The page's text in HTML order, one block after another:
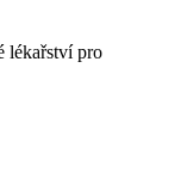
lékařství pro